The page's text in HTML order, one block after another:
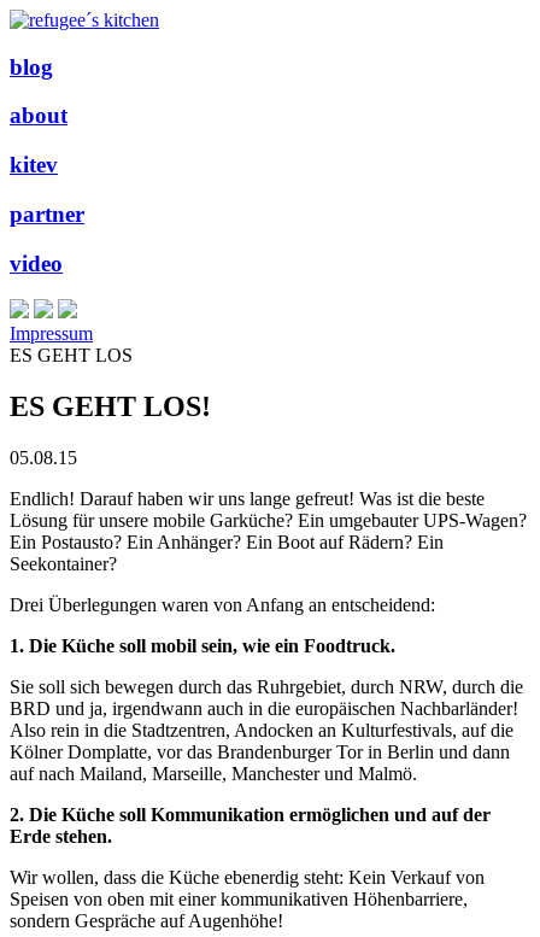
blog
about
kitev
partner
video
Impressum
ES GEHT LOS
ES GEHT LOS!
05.08.15
Endlich! Darauf haben wir uns lange gefreut! Was ist die beste
Lösung für unsere mobile Garküche? Ein umgebauter UPS-Wagen?
Ein Postausto? Ein Anhänger? Ein Boot auf Rädern? Ein
Seekontainer?
Drei Überlegungen waren von Anfang an entscheidend:
1. Die Küche soll mobil sein, wie ein Foodtruck.
Sie soll sich bewegen durch das Ruhrgebiet, durch NRW, durch die
BRD und ja, irgendwann auch in die europäischen Nachbarländer!
Also rein in die Stadtzentren, Andocken an Kulturfestivals, auf die
Kölner Domplatte, vor das Brandenburger Tor in Berlin und dann
auf nach Mailand, Marseille, Manchester und Malmö.
2. Die Küche soll Kommunikation ermöglichen und auf der
Erde stehen.
Wir wollen, dass die Küche ebenerdig steht: Kein Verkauf von
Speisen von oben mit einer kommunikativen Höhenbarriere,
sondern Gespräche auf Augenhöhe!